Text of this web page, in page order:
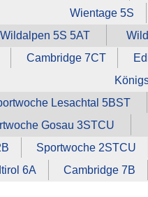
Wientage 5S
Wildalpen 5S 5AT
Cambridge 7CT
Lesachtal 5BST
Gosau 3STCU
Sportwoche 2STCU
6A Cambridge 7B